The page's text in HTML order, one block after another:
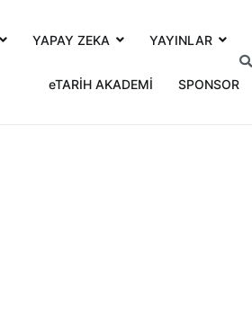
YAPAY ZEKA YAYINLAR
eTARİH AKADEMİ SPONSOR